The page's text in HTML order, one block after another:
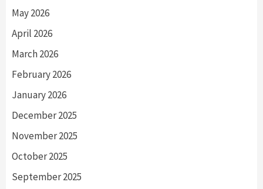
May 2026
April 2026
March 2026
February 2026
January 2026
December 2025
November 2025
October 2025
September 2025